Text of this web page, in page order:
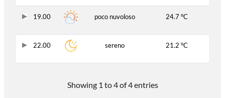
19.00 poco nuvoloso 24.7 °C
22.00 sereno 21.2 °C
Showing 1 to 4 of 4 entries